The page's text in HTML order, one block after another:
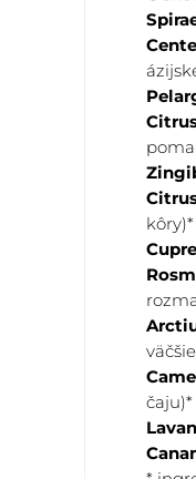
kôry)*
čaju)*